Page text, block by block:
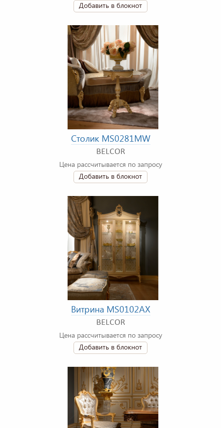
Добавить в блокнот
Столик MS0281MW
BELCOR
Цена рассчитывается по запросу
Добавить в блокнот
Витрина MS0102AX
BELCOR
Цена рассчитывается по запросу
Добавить в блокнот